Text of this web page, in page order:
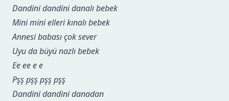
Dandini dandini danalı bebek
Mini mini elleri kınalı bebek
Annesi babası çok sever
Uyu da büyü nazlı bebek
Ee ee e e
Pşş pşş pşş pşş
Dandini dandini danadan